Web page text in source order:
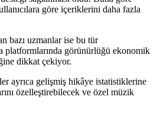
göre içeriklerini daha fazla
bazı uzmanlar ise bu tür
platformlarında görünürlüğü ekonomik
dikkat çekiyor.
ayrıca gelişmiş hikâye istatistiklerine
özelleştirebilecek ve özel müzik